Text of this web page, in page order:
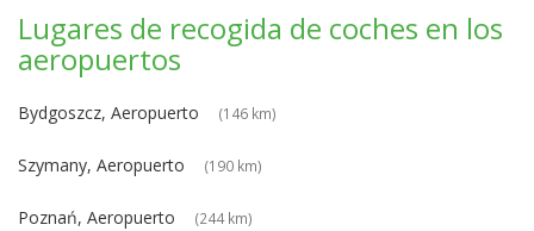
Lugares de recogida de coches en los
aeropuertos
Bydgoszcz, Aeropuerto (146 km)
Szymany, Aeropuerto (190 km)
Poznań, Aeropuerto (244 km)